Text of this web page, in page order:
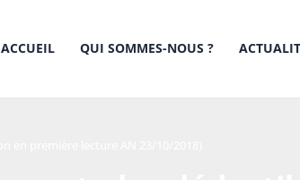
ACCUEIL QUI SOMMES-NOUS ?